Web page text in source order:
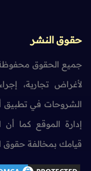
حقوق النشر
جميع الحقوق
لأغراض تجارية،
الشروحات في تطبيق
قيامك بمخالفة حقوق